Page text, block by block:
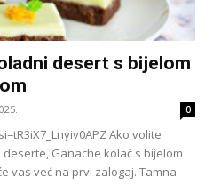
desert s bijelom
0
Ako volite
Ganache kolač s bijelom
vas već na prvi zalogaj. Tamna